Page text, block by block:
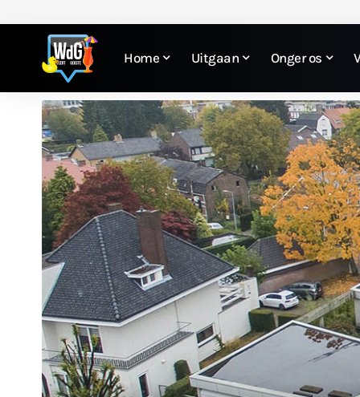
Home Uitgaan Onger os